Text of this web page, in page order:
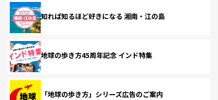
知れば知るほど好きになる 湘南・江の島
地球の歩き方45周年記念 インド特集
「地球の歩き方」シリーズ広告のご案内